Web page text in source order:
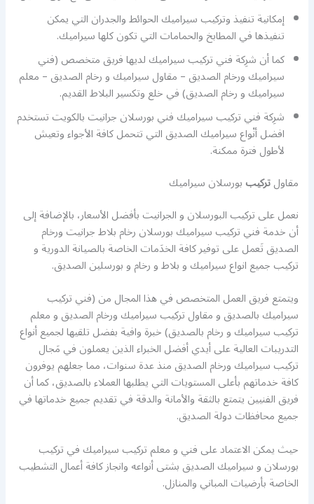
إمكانية تنفيذ وتركيب سيراميك الحوائط والجدران التي يمكن
تنفيذها في المطابخ والحمامات التي تكون كلها سيراميك.
كما أن شرِكة فني تركيب سيراميك لديها فريق متخصص (فني
سيراميك ورخام الصديق – مقاول سيراميك و رخام الصديق – معلم
سيراميك و رخام الصديق) في خلع وتكسير البلاط القديم.
شرِكة فني تركيب سيراميك فني بورسلان جرانيت بالكويت تستخدم
افضل أنْواع سيراميك الصديق التي تتحمل كافة الأجواء وتعيش
لأطول فترة ممكنة.
مقاولتركيببورسلان سيراميك
نعمل على تركيب البورسلان و الجرانيت بأفضل الأسعار، بالإضافة إلى
أن خدمة فني تركيب سيراميك بورسلان رخام بلاط جرانيت ورخام
الصديق تَعمل على توفير كافة الخدَمات الخاصة بالصيانة الدورية و
تركيب جميع انواع سيراميك و بلاط و رخام و بورسلين الصديق.
ويتمتع فريق العمل المتخصص في هذا المجال من (فني تركيب
سيراميك بالصديق و مقاول تركيب سيراميك ورخام الصديق و معلم
تركيب سيراميك و رخام بالصديق) خبرة وافية بفضل تلقيها لجميع أنواع
التدريبات العالية على أيدي أفضل الخبراء الذين يعملون في مَجال
تركيب سيراميك ورخام الصديق منذ عدة سنوات، مما جعلهم يوفرون
كافة خدماتهم بأعلى المستويات التي يطلبها العملاء بالصديق، كما أن
فريق الفنيين يتمتع بالثقة والأمانة والدقة في تقديم جميع خدماتها في
جميع محافظات دولة الصديق.
حيث يمكن الاعتماد على فني و معلم تركيب سيراميك في تركيب
بورسلان و سيراميك الصديق بشتى أنواعه وانجاز كافة أعمال التشطيب
الخاصة بأرضيات المباني والمنازل.